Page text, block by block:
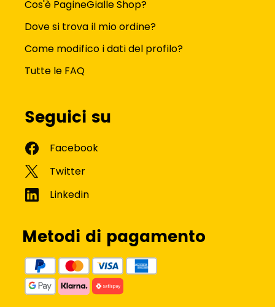
Cos'è PagineGialle Shop?
Dove si trova il mio ordine?
Come modifico i dati del profilo?
Tutte le FAQ
Seguici su
Metodi di pagamento